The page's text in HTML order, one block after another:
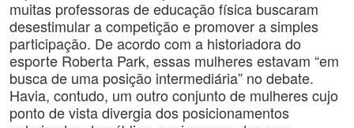
muitas professoras de educação física buscaram
desestimular a competição e promover a simples
participação. De acordo com a historiadora do
esporte Roberta Park, essas mulheres estavam “em
busca de uma posição intermediária” no debate.
Havia, contudo, um outro conjunto de mulheres cujo
ponto de vista divergia dos posicionamentos